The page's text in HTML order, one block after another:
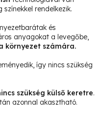
rendelkezik.
és
anyagokat a levegőbe,
környezet számára.
így nincs szükség
szükség külső keretre.
azonnal akasztható.